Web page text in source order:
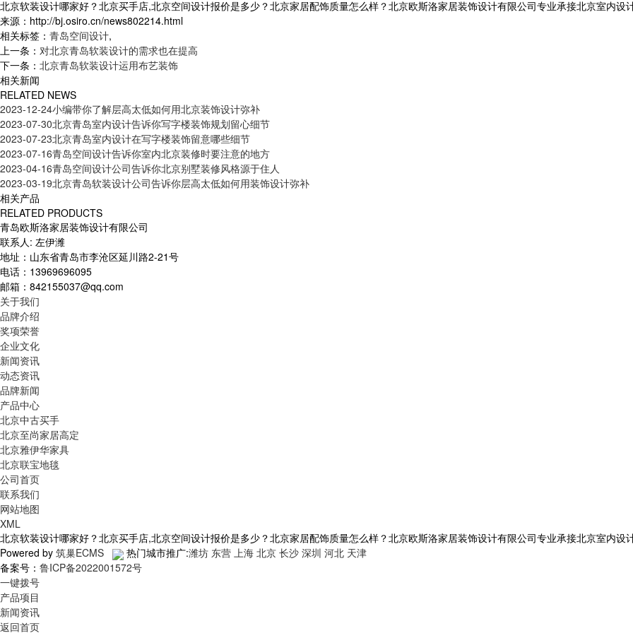
北京软装设计哪家好？北京买手店,北京空间设计报价是多少？北京家居配饰质量怎么样？北京欧斯洛家居装饰设计有限公司专业承接北京室内设
来源：http://bj.osiro.cn/news802214.html
相关标签： 青岛空间设计,
上一条： 对北京青岛软装设计的需求也在提高
下一条： 北京青岛软装设计运用布艺装饰
相关新闻
RELATED NEWS
2023-12-24小编带你了解层高太低如何用北京装饰设计弥补
2023-07-30北京青岛室内设计告诉你写字楼装饰规划留心细节
2023-07-23北京青岛室内设计在写字楼装饰留意哪些细节
2023-07-16青岛空间设计告诉你室内北京装修时要注意的地方
2023-04-16青岛空间设计公司告诉你北京别墅装修风格源于住人
2023-03-19北京青岛软装设计公司告诉你层高太低如何用装饰设计弥补
相关产品
RELATED PRODUCTS
青岛欧斯洛家居装饰设计有限公司
联系人: 左伊潍
地址：山东省青岛市李沧区延川路2-21号
电话：13969696095
邮箱：842155037@qq.com
关于我们
品牌介绍
奖项荣誉
企业文化
新闻资讯
动态资讯
品牌新闻
产品中心
北京中古买手
北京至尚家居高定
北京雅伊华家具
北京联宝地毯
公司首页
联系我们
网站地图
XML
北京软装设计哪家好？北京买手店,北京空间设计报价是多少？北京家居配饰质量怎么样？北京欧斯洛家居装饰设计有限公司专业承接北京室内设
Powered by 筑巢ECMS 热门城市推广:潍坊 东营 上海 北京 长沙 深圳 河北 天津
备案号： 鲁ICP备2022001572号
一键拨号
产品项目
新闻资讯
返回首页